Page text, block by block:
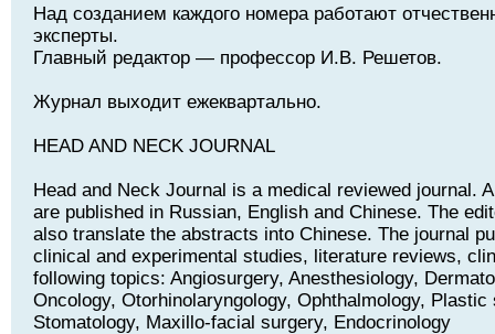
Над созданием каждого номера работают
эксперты.
Главный редактор — профессор И.В. Решетов.
Журнал выходит ежеквартально.
HEAD AND NECK JOURNAL
Head and Neck Journal is a medical reviewed journal.
are published in Russian, English and Chinese. The
also translate the abstracts into Chinese. The journal
clinical and experimental studies, literature reviews,
following topics: Angiosurgery, Anesthesiology,
Oncology, Otorhinolaryngology, Ophthalmology, Plastic
Stomatology, Maxillo-facial surgery, Endocrinology